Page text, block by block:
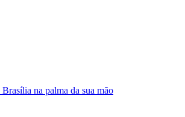
Brasília na palma da sua mão